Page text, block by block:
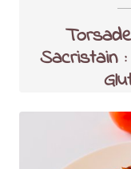
Sacristain